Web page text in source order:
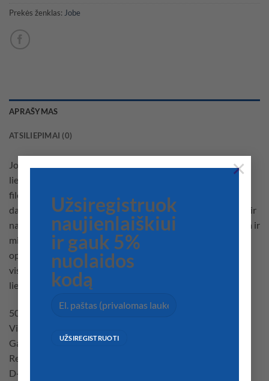
Užsiregistruok
naujienlaiškiui
ir gauk 5%
nuolaidos
kodą
×
Prekės ženklas: Jobe
APRAŠYMAS
ATSILIEPIMAI (0)
Jobe Unify gelbėjimosi liemenė yra patogi, tačiau šios
liemenės turi 50N ISO sertifikatą dėl saugumo. Pagal mūsų
filosofiją, kad sportas ir prabanga, mūsų Unify liemenės
dabar yra su gražiu reljefiniu audiniu, permatomu ženkleliu ir
nauju tinkintu dirželiu. Įrengta vandens nutekėjimo sistema ir
minkštos suskaidytos putplasčio plokštės, užtikrinančios
optimalų komfortą ir puikų prigludimą, užtikrinome, kad
visus vandens sporto tikslus pasieksite stilingai. Jobe Unify
liemenė jus nustebins kartas nuo karto!
50N ISO sertifikuota (plūdrumo pagalba)
Visada puikiai tinka: daugiau komforto ir saugumo
Galimi plius dydžiai
Reguliuojamas dirželis: 1,5″ | 3,8 cm
D-žiedas